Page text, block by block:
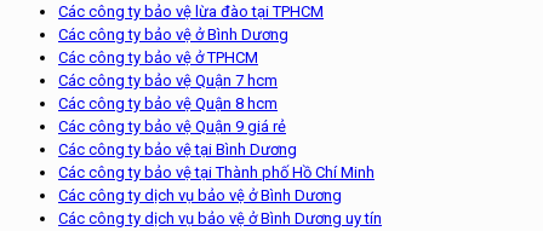
Các công ty bảo vệ lừa đào tại TPHCM
Các công ty bảo vệ ở Bình Dương
Các công ty bảo vệ ở TPHCM
Các công ty bảo vệ Quận 7 hcm
Các công ty bảo vệ Quận 8 hcm
Các công ty bảo vệ Quận 9 giá rẻ
Các công ty bảo vệ tại Bình Dương
Các công ty bảo vệ tại Thành phố Hồ Chí Minh
Các công ty dịch vụ bảo vệ ở Bình Dương
Các công ty dịch vụ bảo vệ ở Bình Dương uy tín